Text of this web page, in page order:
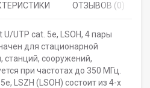
ОТЗЫВОВ (0)
UTP cat. 5e, LSOH, 4 пары
для стационарной
станций, сооружений,
при частотах до 350 МГц.
LSZH (LSOH) состоит из 4-х